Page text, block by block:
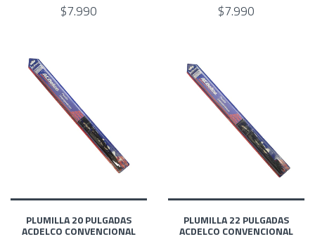
$7.990 $7.990
PLUMILLA 20 PULGADAS
ACDELCO CONVENCIONAL
PLUMILLA 22 PULGADAS
ACDELCO CONVENCIONAL